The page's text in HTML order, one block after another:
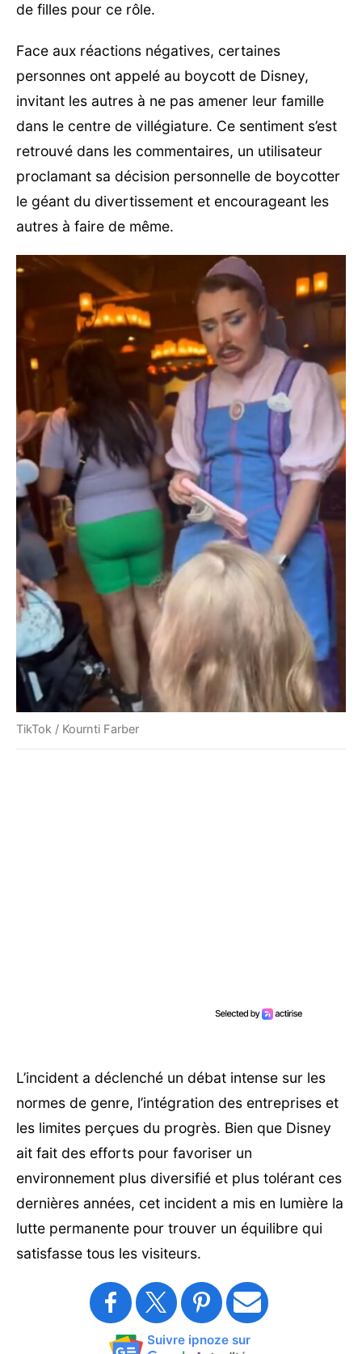
de filles pour ce rôle.
Face aux réactions négatives, certaines
personnes ont appelé au boycott de Disney,
invitant les autres à ne pas amener leur famille
dans le centre de villégiature. Ce sentiment s’est
retrouvé dans les commentaires, un utilisateur
proclamant sa décision personnelle de boycotter
le géant du divertissement et encourageant les
autres à faire de même.
TikTok / Kournti Farber
L’incident a déclenché un débat intense sur les
normes de genre, l’intégration des entreprises et
les limites perçues du progrès. Bien que Disney
ait fait des efforts pour favoriser un
environnement plus diversifié et plus tolérant ces
dernières années, cet incident a mis en lumière la
lutte permanente pour trouver un équilibre qui
satisfasse tous les visiteurs.
Suivre ipnoze sur